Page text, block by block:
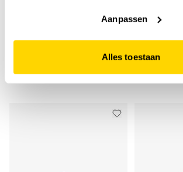
website niet optimaal functioneert.
Aanpassen
Alles toestaan
panterprint beige
goud
44,9939